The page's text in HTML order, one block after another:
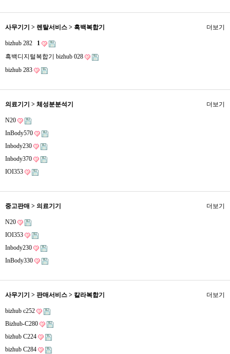
사무기기 > 렌탈서비스 > 흑백복합기
bizhub 282
1
흑백디지털복합기 bizhub 028
bizhub 283
더보기
의료기기 > 체성분분석기
N20
InBody570
Inbody230
Inbody370
IOI353
더보기
중고판매 > 의료기기
N20
IOI353
Inbody230
InBody330
더보기
사무기기 > 판매서비스 > 칼라복합기
bizhub c252
Bizhub-C280
bizhub C224
bizhub C284
더보기